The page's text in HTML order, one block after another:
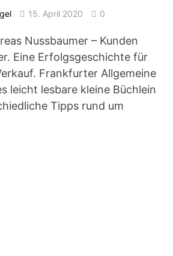
15. April 2020 0
Nussbaumer – Kunden
Eine Erfolgsgeschichte für
Frankfurter Allgemeine
leicht lesbare kleine Büchlein
Tipps rund um